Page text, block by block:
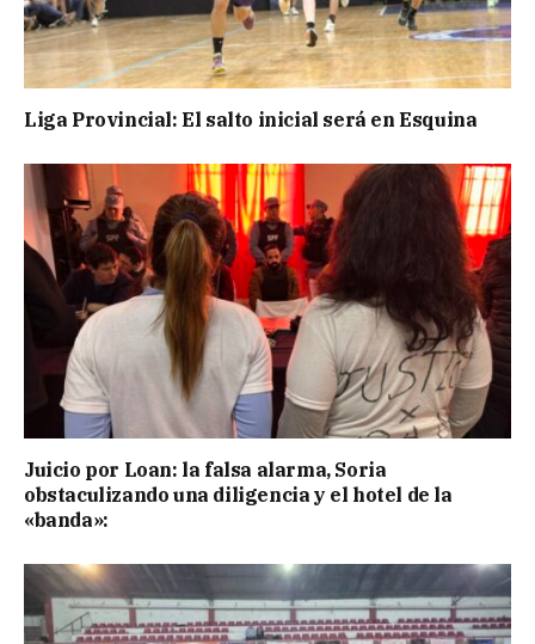
Liga Provincial: El salto inicial será en Esquina
Juicio por Loan: la falsa alarma, Soria
obstaculizando una diligencia y el hotel de la
«banda»: